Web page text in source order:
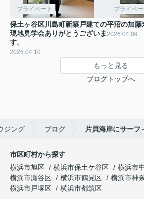
プライベート
保土ヶ谷区川島町新築戸建ての
現地見学会ありがとうございま
す。
2026.04.10
プライベー
平沼の加藤
2026.04.09
もっと見る
ブログトップへ
ジング ブログ 片貝海岸にサーフ
市区町村から探す
横浜市旭区
横浜市保土ケ谷区 横浜市
横浜市瀬谷区
横浜市鶴見区 横浜市神
横浜市戸塚区
横浜市都筑区